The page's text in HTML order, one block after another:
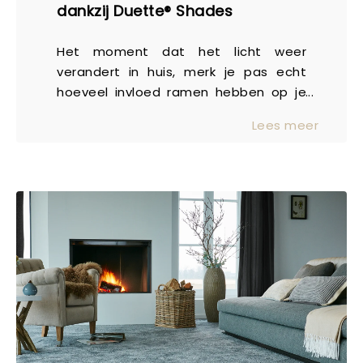
basis. Zo creëer je eenvoudig eenheid
in je interieur, zonder in te leveren op
uitstraling of gebruiksgemak.
Comfortabel en praktisch in het
dagelijks leven Een vloer moet niet
alleen mooi zijn, maar ook prettig
maakt het een fijne keuze voor
gezinnen, appartementen of
woningen waar rust en wooncomfort
belangrijk zijn. Daarnaast is een
vinylvloer eenvoudig te onderhouden.
Regelmatig stofzuigen en af en toe
dweilen is vaak voldoende om de vloer
mooi te houden. Hierdoor blijft er
dankzij Duette® Shades
Het moment dat het licht weer
verandert in huis, merk je pas echt
hoeveel invloed ramen hebben op je
staan, ruimtes warmen sneller op en
dat je huis prettig aanvoelt, zonder
concessies te doen aan sfeer of
uitstraling? Licht dat je interieur tot
leven brengt Daglicht is misschien wel
de belangrijkste sfeermaker in huis.
Het laat kleuren spreken, geeft diepte
aan materialen en zorgt voor een
open en frisse uitstraling. Tegelijkertijd
kan datzelfde licht ook te fel zijn of
Lees meer